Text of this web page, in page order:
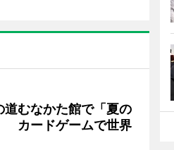
道むなかた館で「夏の
カードゲームで世界